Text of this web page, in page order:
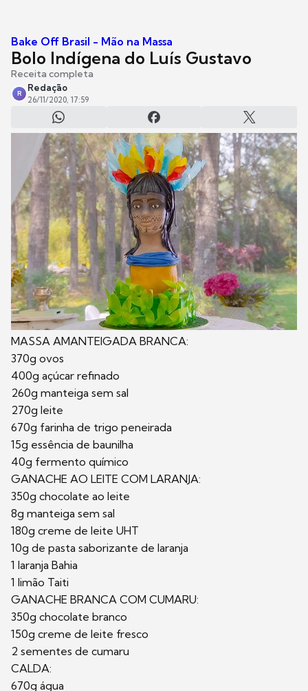
Bake Off Brasil - Mão na Massa
Bolo Indígena do Luís Gustavo
Receita completa
R
Redação
26/11/2020, 17:59
MASSA AMANTEIGADA BRANCA:
370g ovos
400g açúcar refinado
260g manteiga sem sal
270g leite
670g farinha de trigo peneirada
15g essência de baunilha
40g fermento químico
GANACHE AO LEITE COM LARANJA:
350g chocolate ao leite
8g manteiga sem sal
180g creme de leite UHT
10g de pasta saborizante de laranja
1 laranja Bahia
1 limão Taiti
GANACHE BRANCA COM CUMARU:
350g chocolate branco
150g creme de leite fresco
2 sementes de cumaru
CALDA:
670g água